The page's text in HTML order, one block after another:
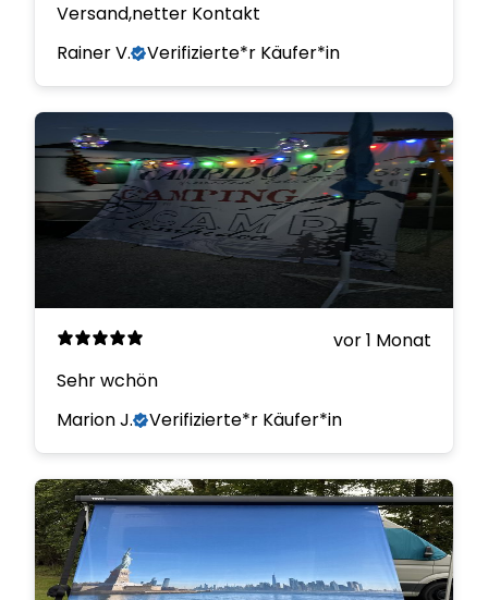
Versand,netter Kontakt
Rainer V.
Verifizierte*r Käufer*in
vor 1 Monat
Sehr wchön
Marion J.
Verifizierte*r Käufer*in